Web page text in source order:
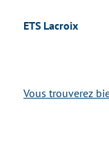
ETS Lacroix
Vous trouverez